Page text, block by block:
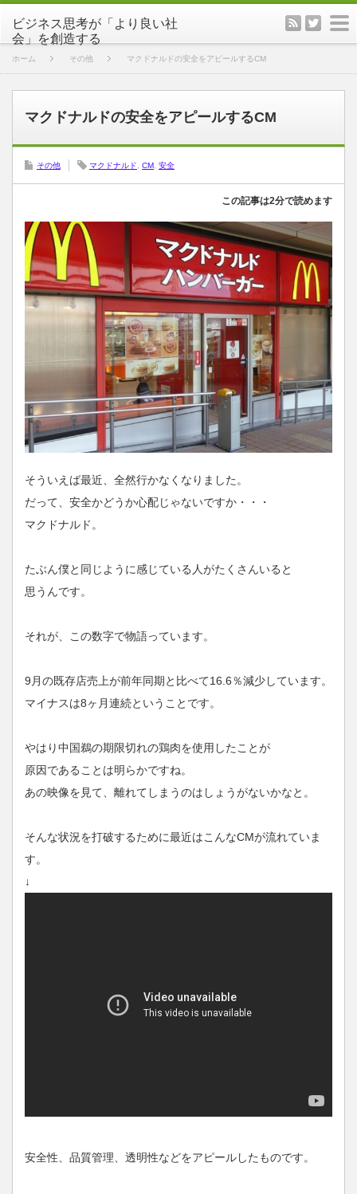
rss twitter
ホーム その他 マクドナルドの安全をアピールするCM
マクドナルドの安全をアピールするCM
その他 マクドナルド CM 安全
この記事は2分で読めます
そういえば最近、全然行かなくなりました。
だって、安全かどうか心配じゃないですか・・・
マクドナルド。
たぶん僕と同じように感じている人がたくさんいると
思うんです。
それが、この数字で物語っています。
9月の既存店売上が前年同期と比べて16.6％減少しています。
マイナスは8ヶ月連続ということです。
やはり中国鵜の期限切れの鶏肉を使用したことが
原因であることは明らかですね。
あの映像を見て、離れてしまうのはしょうがないかなと。
そんな状況を打破するために最近はこんなCMが流れていま
す。
↓
安全性、品質管理、透明性などをアピールしたものです。